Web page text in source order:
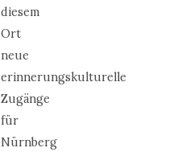
diesem
Ort
neue
erinnerungskulturelle
Zugänge
für
Nürnberg